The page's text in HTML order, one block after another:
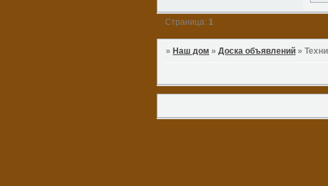
Страница:1
» Наш дом »Доска объявлений »